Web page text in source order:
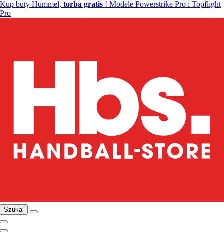
Kup buty Hummel, torba gratis ! Modele Powerstrike Pro i Topflight
Pro
Szukaj